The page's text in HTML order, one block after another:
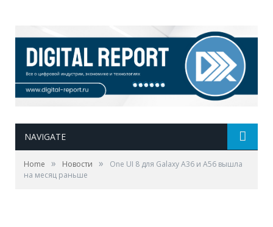
NAVIGATE
Home » Новости »
One UI 8 для Galaxy A36 и A56 вышла
на месяц раньше